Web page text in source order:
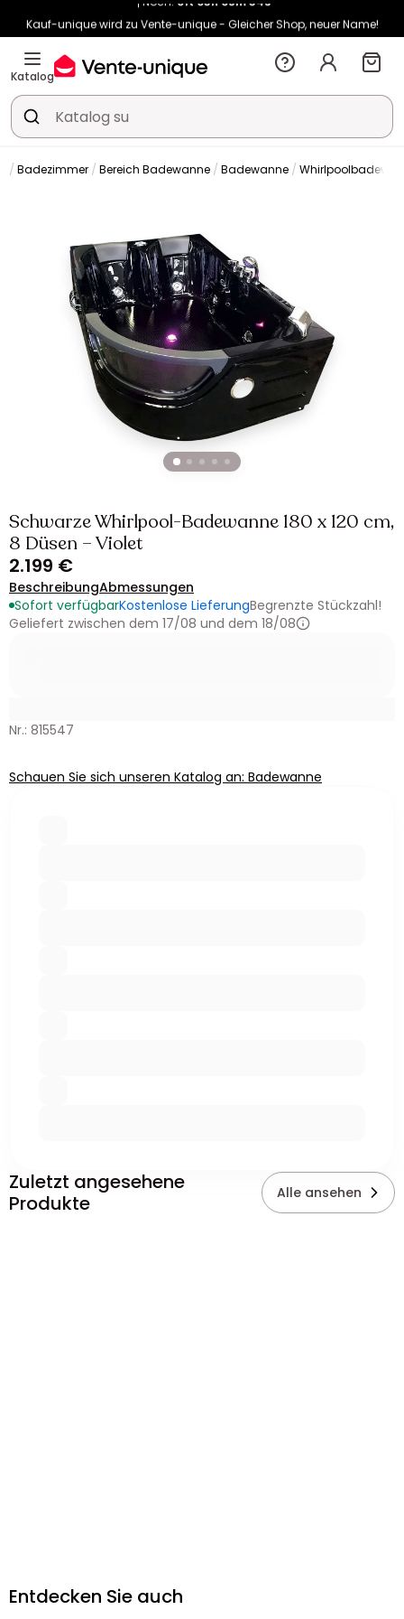
Kauf-unique wird zu Vente-unique - Gleicher Shop, neuer Name!
-10% ab 400€ mitHEAT10auf Vente-unique-Produkte
Noch:
Katalog
Badezimmer Bereich Badewanne Badewanne
Schwarze Whirlpool-Badewanne 180 x 120 cm,
8 Düsen – Violet
2.199 €
BeschreibungAbmessungen
Sofort verfügbarKostenlose LieferungBegrenzte Stückzahl!
Geliefert zwischen dem 17/08 und dem 18/08
Nr.: 815547
Schauen Sie sich unseren Katalog an: Badewanne
Zuletzt angesehene
Produkte
Alle ansehen
Entdecken Sie auch